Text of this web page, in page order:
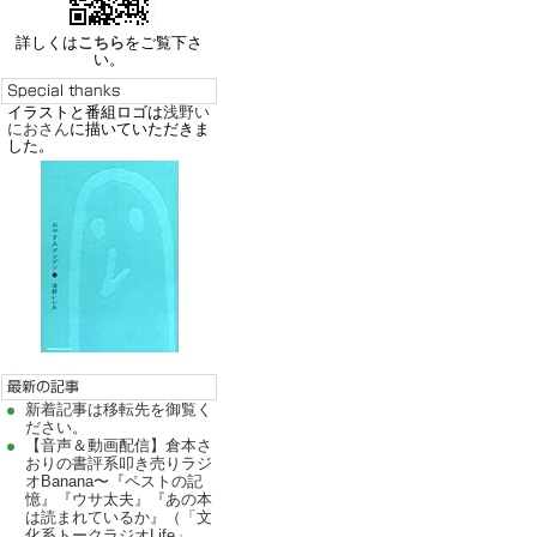
詳しくはこちらをご覧下さ
い。
イラストと番組ロゴは浅野い
におさんに描いていただきま
した。
新着記事は移転先を御覧く
ださい。
【音声＆動画配信】倉本さ
おりの書評系叩き売りラジ
オBanana〜『ペストの記
憶』『ウサ太夫』『あの本
は読まれているか』（「文